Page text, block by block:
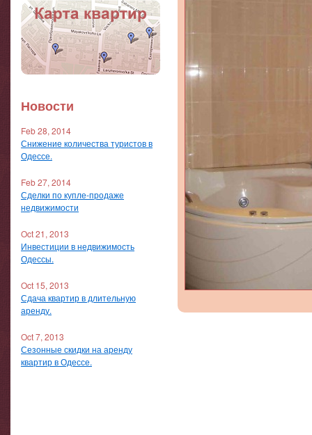
Новости
Feb 28, 2014
Снижение количества туристов в
Одессе.
Feb 27, 2014
Сделки по купле-продаже
недвижимости
Oct 21, 2013
Инвестиции в недвижимость
Одессы.
Oct 15, 2013
Сдача квартир в длительную
аренду.
Oct 7, 2013
Сезонные скидки на аренду
квартир в Одессе.